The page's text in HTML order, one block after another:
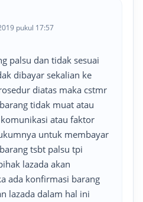
pukul 17:57
palsu dan tidak sesuai
dibayar sekalian ke
diatas maka cstmr
tidak muat atau
atau faktor
untuk membayar
tsbt palsu tpi
lazada akan
ada konfirmasi barang
lazada dalam hal ini